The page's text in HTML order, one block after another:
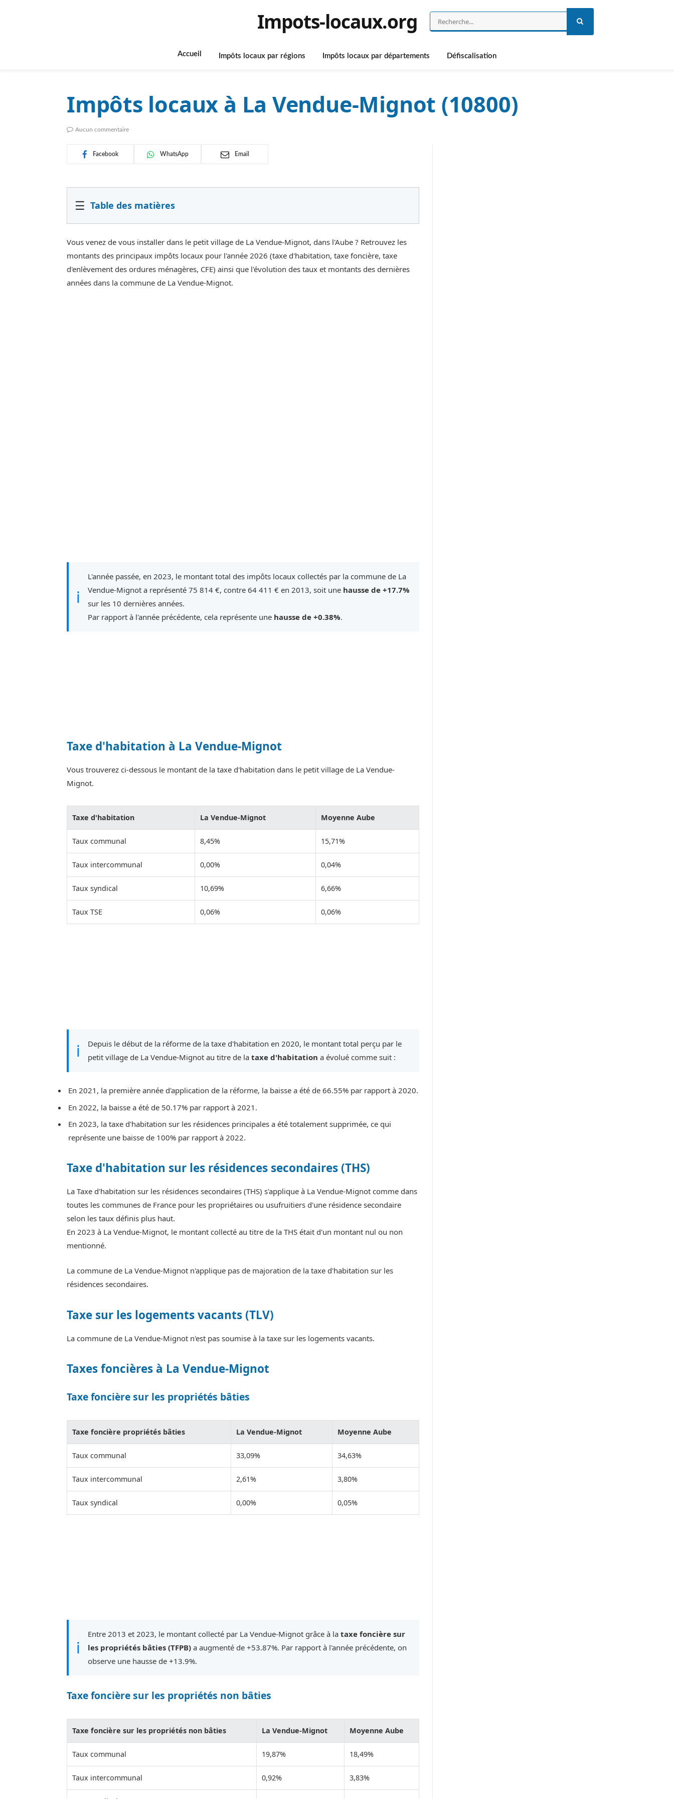
Impots-locaux.org
Accueil Impôts locaux par régions Impôts locaux par départements Défiscalisation
Impôts locaux à La Vendue-Mignot (10800)
Aucun commentaire
Facebook WhatsApp Email
☰ Table des matières
Vous venez de vous installer dans le petit village de La Vendue-Mignot, dans l'Aube ? Retrouvez les
montants des principaux impôts locaux pour l'année 2026 (taxe d'habitation, taxe foncière, taxe
d'enlèvement des ordures ménagères, CFE) ainsi que l'évolution des taux et montants des dernières
années dans la commune de La Vendue-Mignot.
ℹ
L'année passée, en 2023, le montant total des impôts locaux collectés par la commune de La
Vendue-Mignot a représenté 75 814 €, contre 64 411 € en 2013, soit une hausse de +17.7%
sur les 10 dernières années.
Par rapport à l'année précédente, cela représente une hausse de +0.38%.
Taxe d'habitation à La Vendue-Mignot
Vous trouverez ci-dessous le montant de la taxe d'habitation dans le petit village de La Vendue-
Mignot.
Taxe d'habitation La Vendue-Mignot Moyenne Aube
Taux communal 8,45% 15,71%
Taux intercommunal 0,00% 0,04%
Taux syndical 10,69% 6,66%
Taux TSE 0,06% 0,06%
ℹ
Depuis le début de la réforme de la taxe d'habitation en 2020, le montant total perçu par le
petit village de La Vendue-Mignot au titre de la taxe d'habitation a évolué comme suit :
En 2021, la première année d'application de la réforme, la baisse a été de 66.55% par rapport à 2020.
En 2022, la baisse a été de 50.17% par rapport à 2021.
En 2023, la taxe d'habitation sur les résidences principales a été totalement supprimée, ce qui
représente une baisse de 100% par rapport à 2022.
Taxe d'habitation sur les résidences secondaires (THS)
La Taxe d'habitation sur les résidences secondaires (THS) s'applique à La Vendue-Mignot comme dans
toutes les communes de France pour les propriétaires ou usufruitiers d'une résidence secondaire
selon les taux définis plus haut.
En 2023 à La Vendue-Mignot, le montant collecté au titre de la THS était d'un montant nul ou non
mentionné.
La commune de La Vendue-Mignot n'applique pas de majoration de la taxe d'habitation sur les
résidences secondaires.
Taxe sur les logements vacants (TLV)
La commune de La Vendue-Mignot n'est pas soumise à la taxe sur les logements vacants.
Taxes foncières à La Vendue-Mignot
Taxe foncière sur les propriétés bâties
Taxe foncière propriétés bâties La Vendue-Mignot Moyenne Aube
Taux communal 33,09% 34,63%
Taux intercommunal 2,61% 3,80%
Taux syndical 0,00% 0,05%
ℹ
Entre 2013 et 2023, le montant collecté par La Vendue-Mignot grâce à la taxe foncière sur
les propriétés bâties (TFPB) a augmenté de +53.87%. Par rapport à l'année précédente, on
observe une hausse de +13.9%.
Taxe foncière sur les propriétés non bâties
Taxe foncière sur les propriétés non bâties La Vendue-Mignot Moyenne Aube
Taux communal 19,87% 18,49%
Taux intercommunal 0,92% 3,83%